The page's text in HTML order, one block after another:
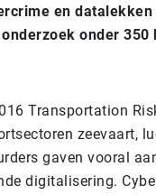
en
onder 350
Transportation
zeevaart,
gaven vooral
digitalisering.